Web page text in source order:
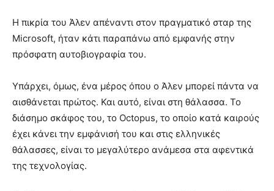
Η πικρία του Άλεν απέναντι στον πραγματικό σταρ της
Microsoft, ήταν κάτι παραπάνω από εμφανής στην
πρόσφατη αυτοβιογραφία του.
Υπάρχει, όμως, ένα μέρος όπου ο Άλεν μπορεί πάντα να
αισθάνεται πρώτος. Και αυτό, είναι στη θάλασσα. Το
διάσημο σκάφος του, το Octopus, το οποίο κατά καιρούς
έχει κάνει την εμφάνισή του και στις ελληνικές
θάλασσες, είναι το μεγαλύτερο ανάμεσα στα αφεντικά
της τεχνολογίας.